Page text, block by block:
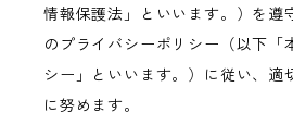
情報保護法」といいます。）を遵
のプライバシーポリシー（以下「
シー」といいます。）に従い、適
に努めます。